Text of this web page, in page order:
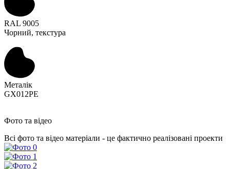
RAL 9005
Чорний, текстура
Металік
GX012PE
Фото та відео
Всі фото та відео матеріали - це фактично реалізовані проекти